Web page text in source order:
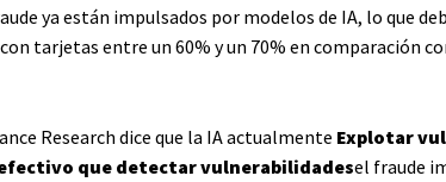
ya están impulsados ​​por modelos de IA, lo que
tarjetas entre un 60% y un 70% en comparación
Research dice que la IA actualmente Explotar
efectivo que detectar vulnerabilidadesel fraude